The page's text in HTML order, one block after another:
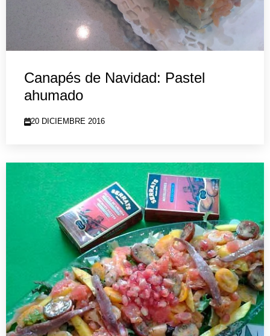
Canapés de Navidad: Pastel
ahumado
20 DICIEMBRE 2016